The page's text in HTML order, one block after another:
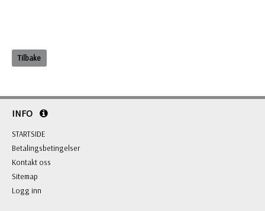
Tilbake
INFO
STARTSIDE
Betalingsbetingelser
Kontakt oss
Sitemap
Logg inn